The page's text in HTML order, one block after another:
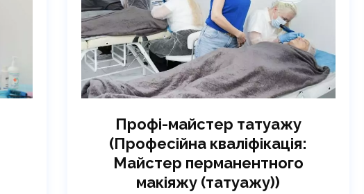
Профі-майстер татуажу
(Професійна кваліфікація:
Майстер перманентного
макіяжу (татуажу))